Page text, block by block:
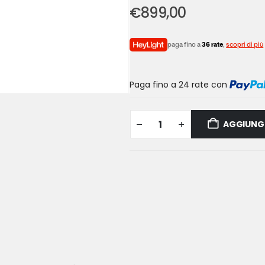
€899,00
paga fino a36 rate,scopri di più
Paga fino a 24 rate con